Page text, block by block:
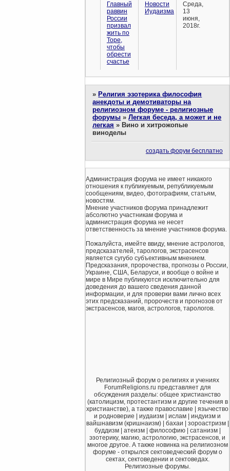
Главный
раввин
России
призвал
жить по
Торе,
чтобы
обрести
счастье
Новости
Иудаизма
Среда,
13
июня,
2018г.
» Религия эзотерика философия
анекдоты и демотиваторы на
религиозном форуме - религиозные
форумы »Легкая беседа, а может и не
легкая » Вино и хитрожопые
виноделы
создать форум бесплатно
Администрация форума не имеет никакого
отношения к публикуемым, републикуемым
сообщениям, видео, фотографиям, статьям,
новостям.
Мнение участников форума принадлежит
абсолютно участникам форума и
администрация форума не несет
ответственность за мнение участников форума.
Пожалуйста, имейте ввиду, мнение астрологов,
предсказателей, тарологов, экстрасенсов
является сугубо субъективным мнением.
Предсказания, пророчества, прогнозы о России,
Украине, США, Беларуси, и вообще о войне и
мире в Мире публикуются исключительно для
доведения до вашего сведения данной
информации, и для проверки вами лично всех
этих предсказаний, пророчеств и прогнозов от
экстрасенсов, магов, астрологов, тарологов.
Религиозный форум о религиях и учениях
ForumReligions.ru представляет для
обсуждения разделы: общее христианство
(католицизм, протестантизм и другие течения в
христианстве), а также православие | язычество
и родноверие | иудаизм | ислам | индуизм и
вайшнавизм (кришнаизм) | бахаи | зороастризм |
буддизм | атеизм | философию | сатанизм |
эзотерику, магию, астрологию, экстрасенсов, и
многое другое. А также новинка на религиозном
форуме - открылся сектоведческий форум о
сектах, сектоведении и сектоведах.
Религиозные форумы.